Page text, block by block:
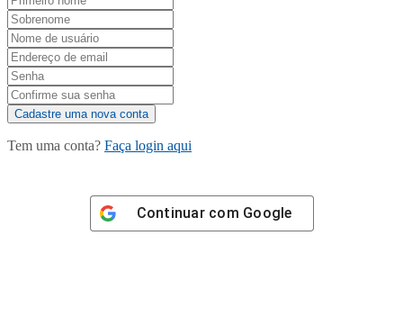
Tem uma conta? Faça login aqui
Continuar com Google